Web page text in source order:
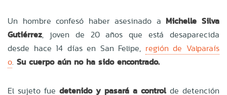
Un hombre confesó haber asesinado a Michelle Silva
Gutiérrez, joven de 20 años que está desaparecida
desde hace 14 días en San Felipe, región de Valparaís
o. Su cuerpo aún no ha sido encontrado.
El sujeto fue detenido y pasará a control de detención